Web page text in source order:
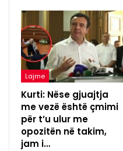
Lajme
Kurti: Nëse gjuajtja
me vezë është çmimi
për t’u ulur me
opozitën në takim,
jam i…